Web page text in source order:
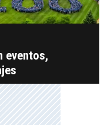
eventos,